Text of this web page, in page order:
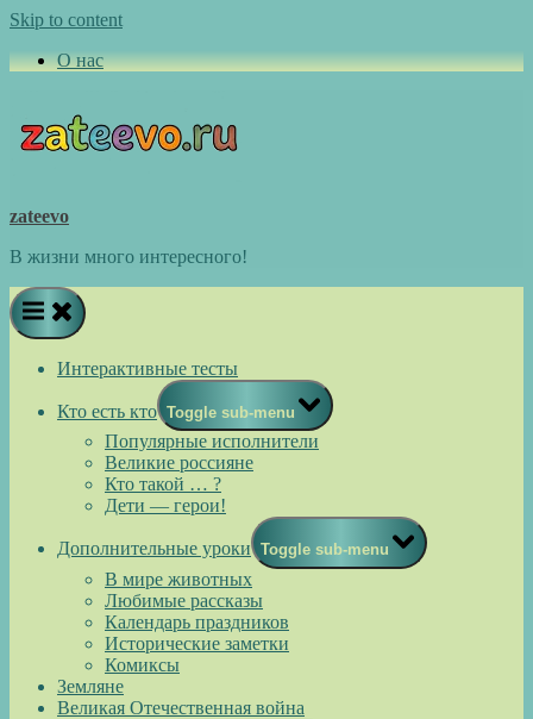
Skip to content
О нас
zateevo
В жизни много интересного!
Интерактивные тесты
Кто есть кто Toggle sub-menu
Популярные исполнители
Великие россияне
Кто такой … ?
Дети — герои!
Дополнительные уроки Toggle sub-menu
В мире животных
Любимые рассказы
Календарь праздников
Исторические заметки
Комиксы
Земляне
Великая Отечественная война